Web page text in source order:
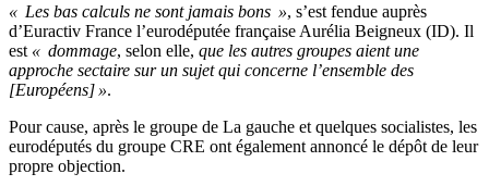
« Les bas calculs ne sont jamais bons », s’est fendue auprès
d’Euractiv France l’eurodéputée française Aurélia Beigneux (ID). Il
est « dommage, selon elle, que les autres groupes aient une
approche sectaire sur un sujet qui concerne l’ensemble des
[Européens] ».
Pour cause, après le groupe de La gauche et quelques socialistes, les
eurodéputés du groupe CRE ont également annoncé le dépôt de leur
propre objection.